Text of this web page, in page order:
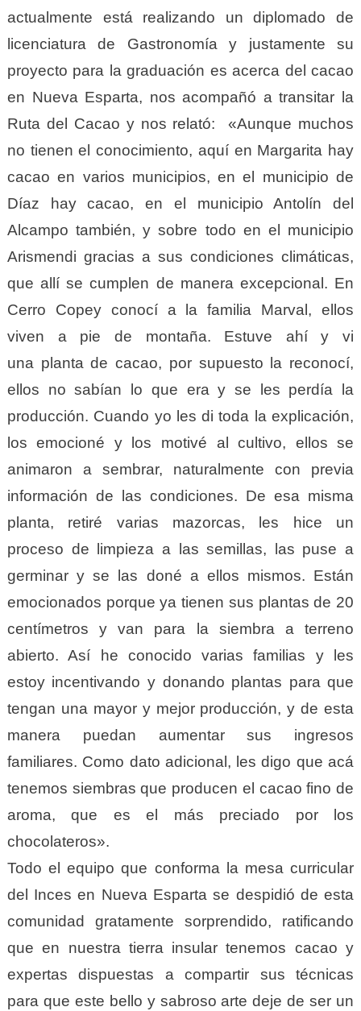
actualmente está realizando un diplomado de
licenciatura de Gastronomía y justamente su
proyecto para la graduación es acerca del cacao
en Nueva Esparta, nos acompañó a transitar la
Ruta del Cacao y nos relató: «Aunque muchos
no tienen el conocimiento, aquí en Margarita hay
cacao en varios municipios, en el municipio de
Díaz hay cacao, en el municipio Antolín del
Alcampo también, y sobre todo en el municipio
Arismendi gracias a sus condiciones climáticas,
que allí se cumplen de manera excepcional. En
Cerro Copey conocí a la familia Marval, ellos
viven a pie de montaña. Estuve ahí y vi
una planta de cacao, por supuesto la reconocí,
ellos no sabían lo que era y se les perdía la
producción. Cuando yo les di toda la explicación,
los emocioné y los motivé al cultivo, ellos se
animaron a sembrar, naturalmente con previa
información de las condiciones. De esa misma
planta, retiré varias mazorcas, les hice un
proceso de limpieza a las semillas, las puse a
germinar y se las doné a ellos mismos. Están
emocionados porque ya tienen sus plantas de 20
centímetros y van para la siembra a terreno
abierto. Así he conocido varias familias y les
estoy incentivando y donando plantas para que
tengan una mayor y mejor producción, y de esta
manera puedan aumentar sus ingresos
familiares. Como dato adicional, les digo que acá
tenemos siembras que producen el cacao fino de
aroma, que es el más preciado por los
chocolateros».
Todo el equipo que conforma la mesa curricular
del Inces en Nueva Esparta se despidió de esta
comunidad gratamente sorprendido, ratificando
que en nuestra tierra insular tenemos cacao y
expertas dispuestas a compartir sus técnicas
para que este bello y sabroso arte deje de ser un